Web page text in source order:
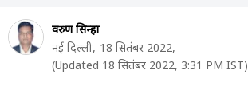
वरुण सिन्हा
नई दिल्ली, 18 सितंबर 2022,
(Updated 18 सितंबर 2022, 3:31 PM IST)